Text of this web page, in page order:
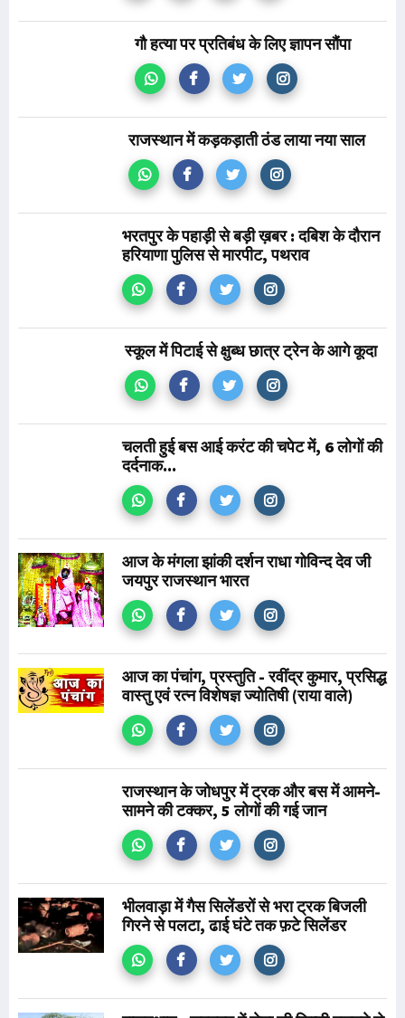
गौ हत्या पर प्रतिबंध के लिए ज्ञापन सौंपा
राजस्थान में कड़कड़ाती ठंड लाया नया साल
भरतपुर के पहाड़ी से बड़ी ख़बर : दबिश के दौरान
हरियाणा पुलिस से मारपीट, पथराव
स्कूल में पिटाई से क्षुब्ध छात्र ट्रेन के आगे कूदा
चलती हुई बस आई करंट की चपेट में, 6 लोगों की
दर्दनाक...
आज के मंगला झांकी दर्शन राधा गोविन्द देव जी
जयपुर राजस्थान भारत
आज‬ का पंचांग, प्रस्तुति - रवींद्र कुमार, प्रसिद्ध
वास्तु एवं रत्न विशेषज्ञ ज्योतिषी (राया वाले)
राजस्थान के जोधपुर में ट्रक और बस में आमने-
सामने की टक्कर, 5 लोगों की गई जान
भीलवाड़ा में गैस सिलेंडरों से भरा ट्रक बिजली
गिरने से पलटा, ढाई घंटे तक फ़टे सिलेंडर